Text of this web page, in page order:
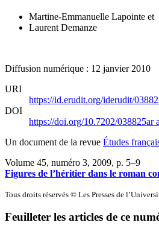
Martine-Emmanuelle Lapointe et
Laurent Demanze
Diffusion numérique : 12 janvier 2010
URI
https://id.erudit.org/iderudit/
DOI
https://doi.org/10.7202/038825ar
Un document de la revue Études
Volume 45, numéro 3, 2009, p. 5–9
Figures de l’héritier dans le roman
Tous droits réservés © Les Presses de
Feuilleter les articles de ce